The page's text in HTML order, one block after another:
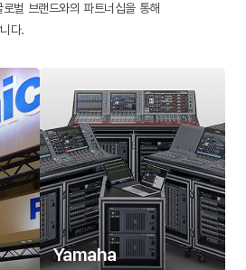
벌 브랜드와의 파트너십을 통해
다.
Yamaha